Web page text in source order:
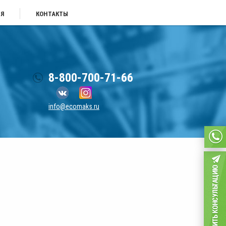
КОНТАКТЫ
8-800-700-71-66
info@ecomaks.ru